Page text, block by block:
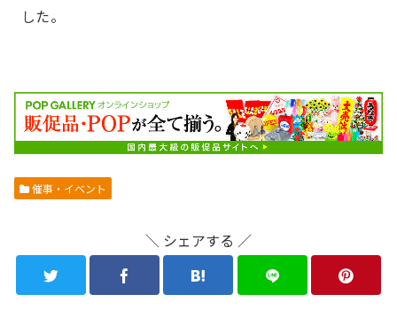
した。
催事・イベント
＼ シェアする ／